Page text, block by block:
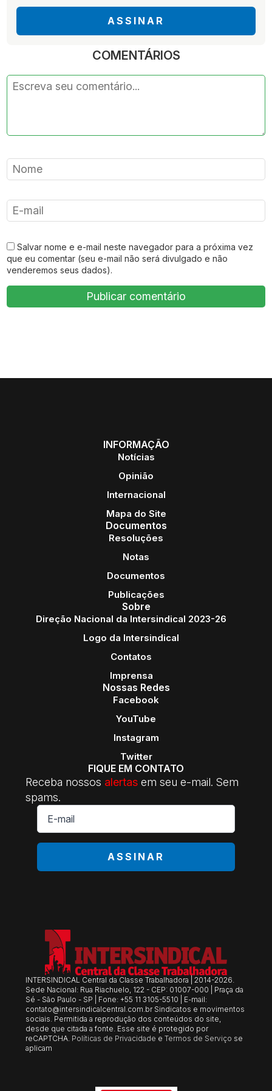
ASSINAR
COMENTÁRIOS
Salvar nome e e-mail neste navegador para a próxima vez
que eu comentar (seu e-mail não será divulgado e não
venderemos seus dados).
INFORMAÇÃO
Notícias
Opinião
Internacional
Mapa do Site
Documentos
Resoluções
Notas
Documentos
Publicações
Sobre
Direção Nacional da Intersindical 2023-26
Logo da Intersindical
Contatos
Imprensa
Nossas Redes
Facebook
YouTube
Instagram
Twitter
FIQUE EM CONTATO
Receba nossos alertas em seu e-mail. Sem
spams.
E-
mail
ASSINAR
INTERSINDICAL Central da Classe Trabalhadora | 2014-2026.
Sede Nacional: Rua Riachuelo, 122 - CEP: 01007-000 | Praça da
Sé - São Paulo - SP | Fone: +55 11 3105-5510 | E-mail:
contato@intersindicalcentral.com.br Sindicatos e movimentos
sociais. Permitida a reprodução dos conteúdos do site,
desde que citada a fonte. Esse site é protegido por
reCAPTCHA. Políticas de Privacidade eTermos de Serviço se
aplicam